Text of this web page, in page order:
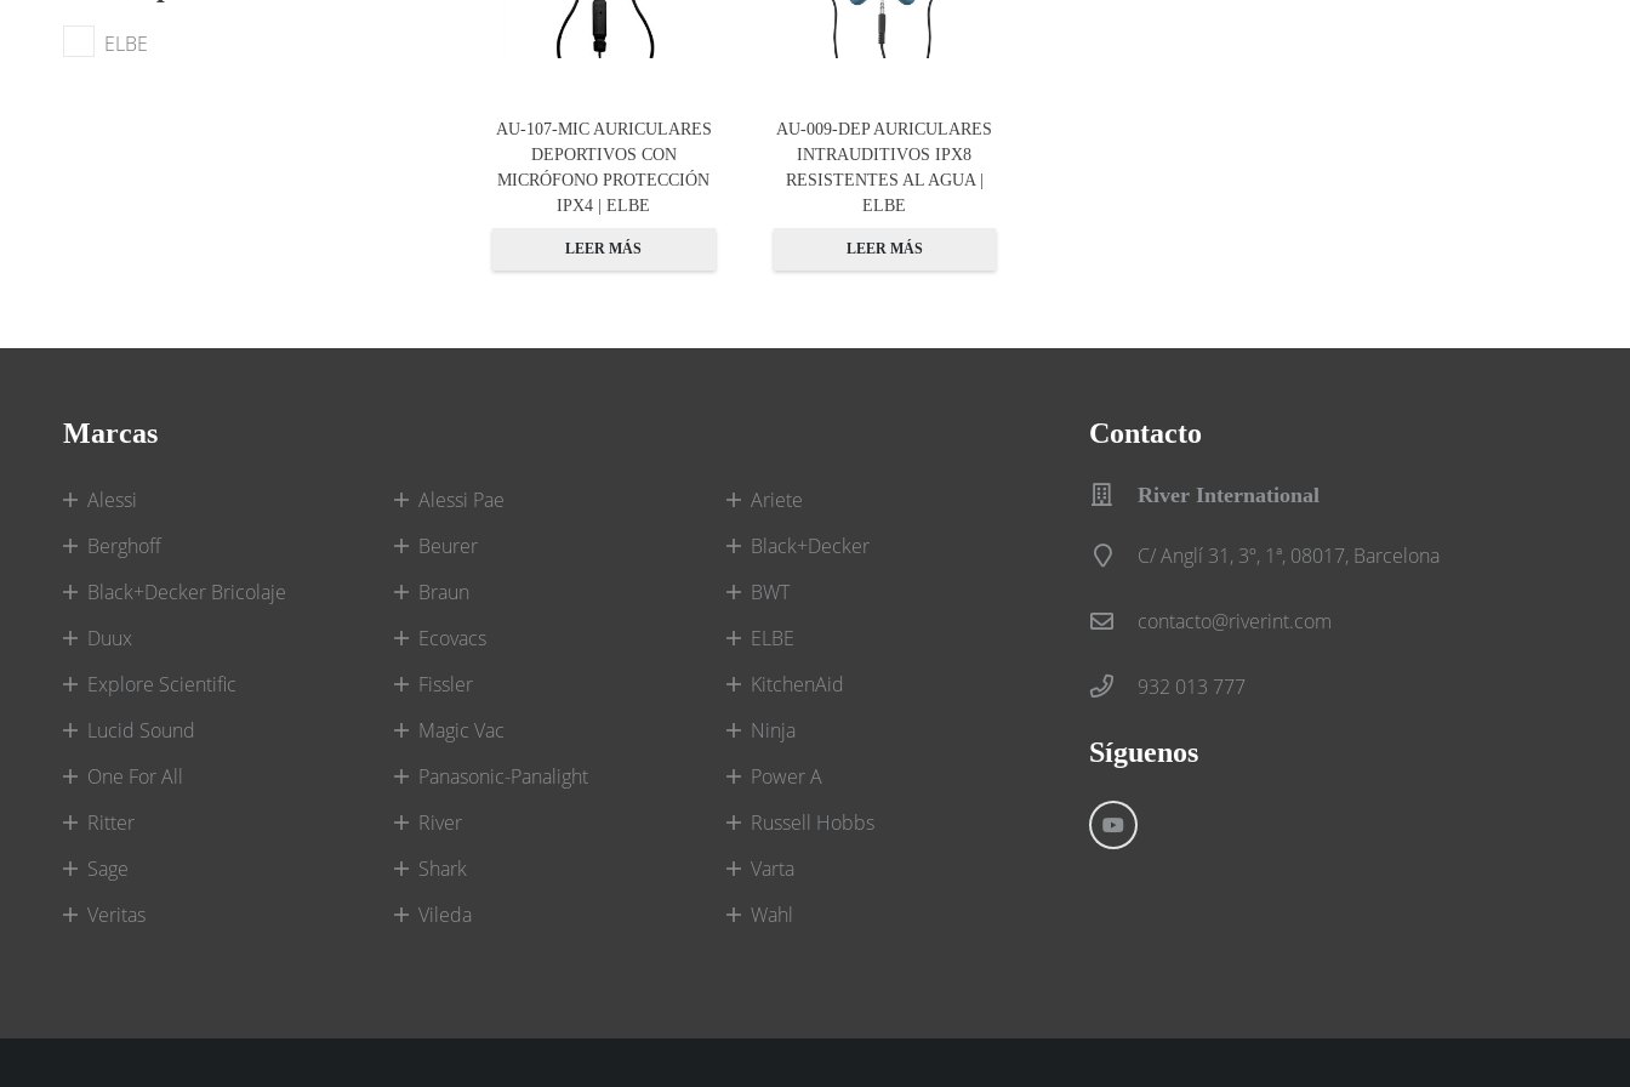
ELBE
AU-107-MIC AURICULARES
DEPORTIVOS CON
MICRÓFONO PROTECCIÓN
IPX4 | ELBE
LEER MÁS
AU-009-DEP AURICULARES
INTRAUDITIVOS IPX8
RESISTENTES AL AGUA |
ELBE
LEER MÁS
Marcas
Alessi Alessi Pae
Ariete
Berghoff
Beurer
Black+Decker
Black+Decker Bricolaje
Braun
BWT
Duux
Ecovacs
ELBE
Explore Scientific
Fissler
KitchenAid
Lucid Sound
Magic Vac
Ninja
One For All
Panasonic-Panalight
Power A
Ritter
River
Russell Hobbs
Sage
Shark
Varta
Veritas
Vileda Wahl
Contacto
River International
C/ Anglí 31, 3º, 1ª, 08017, Barcelona
contacto@riverint.com
932 013 777
Síguenos